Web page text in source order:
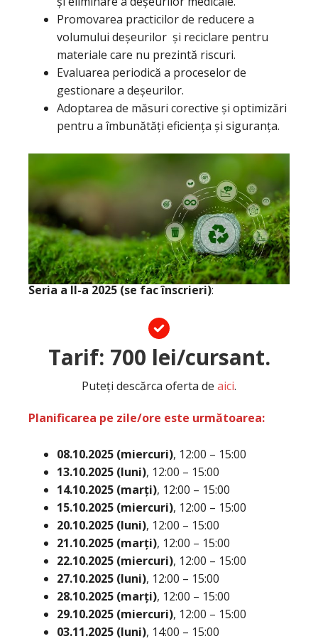
Promovarea practicilor de reducere a
volumului deșeurilor și reciclare pentru
materiale care nu prezintă riscuri.
Evaluarea periodică a proceselor de
gestionare a deșeurilor.
Adoptarea de măsuri corective și optimizări
pentru a îmbunătăți eficiența și siguranța.
Seria a II-a 2025 (se fac înscrieri):
Tarif: 700 lei/cursant.
Puteți descărca oferta de aici.
Planificarea pe zile/ore este următoarea:
08.10.2025 (miercuri), 12:00 – 15:00
13.10.2025 (luni), 12:00 – 15:00
14.10.2025 (marți), 12:00 – 15:00
15.10.2025 (miercuri), 12:00 – 15:00
20.10.2025 (luni), 12:00 – 15:00
21.10.2025 (marți), 12:00 – 15:00
22.10.2025 (miercuri), 12:00 – 15:00
27.10.2025 (luni), 12:00 – 15:00
28.10.2025 (marți), 12:00 – 15:00
29.10.2025 (miercuri), 12:00 – 15:00
03.11.2025 (luni), 14:00 – 15:00